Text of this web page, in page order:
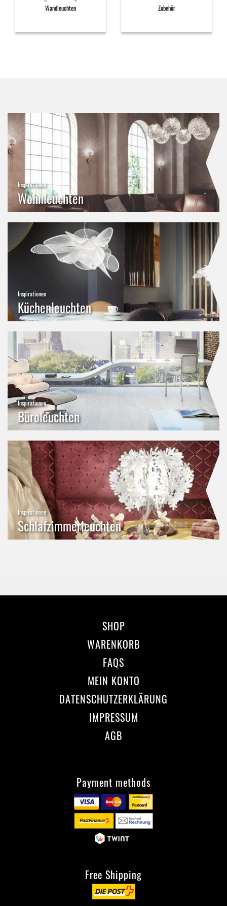
Wandleuchten Zubehör
Inspirationen
Wohnleuchten
Inspirationen
Küchenleuchten
Inspirationen
Büroleuchten
Inspirationen
Schlafzimmerleuchten
SHOP
WARENKORB
FAQS
MEIN KONTO
DATENSCHUTZERKLÄRUNG
IMPRESSUM
AGB
Payment methods
Free Shipping